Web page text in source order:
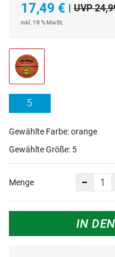
17,49 € | UVP
inkl. 19 % MwSt.
5
Gewählte Farbe: orange
Gewählte Größe: 5
Menge
IN